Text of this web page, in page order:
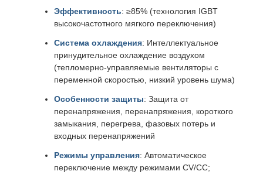
Эффективность: ≥85% (технология IGBT
высокочастотного мягкого переключения)
Система охлаждения: Интеллектуальное
принудительное охлаждение воздухом
(тепломерно-управляемые вентиляторы с
переменной скоростью, низкий уровень шума)
Особенности защиты: Защита от
перенапряжения, перенапряжения, короткого
замыкания, перегрева, фазовых потерь и
входных перенапряжений
Режимы управления: Автоматическое
переключение между режимами CV/CC;